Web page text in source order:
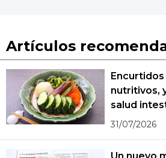
Artículos
Encurtidos
nutritivos,
salud
31/07/2026
Un nuevo